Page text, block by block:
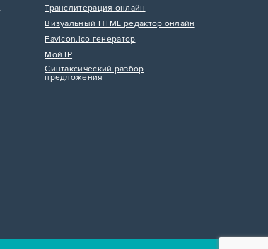
Транслитерация онлайн
Визуальный HTML редактор онлайн
Favicon.ico генератор
Мой IP
Синтаксический разбор
предложения